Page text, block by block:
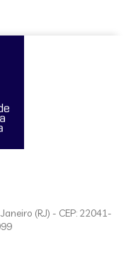
(RJ) - CEP: 22041-